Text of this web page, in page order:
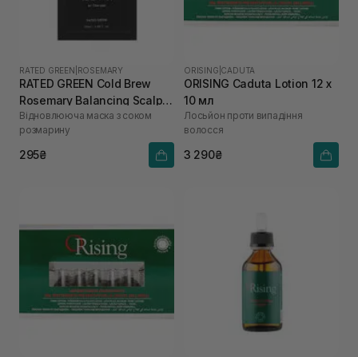
RATED GREEN ROSEMARY
RATED GREEN Cold Brew
Rosemary Balancing Scalp
Pack 50 мл
Відновлююча маска з соком
розмарину
295₴
ORISING CADUTA
ORISING Caduta Lotion 12 х
10 мл
Лосьйон проти випадіння
волосся
3 290₴